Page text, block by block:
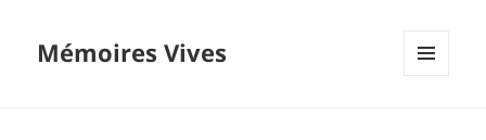
Mémoires Vives